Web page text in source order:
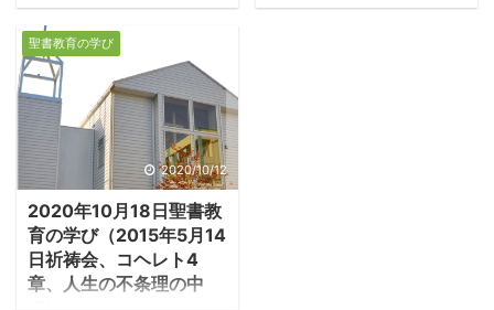
程度の期間が経っている
と見られ、七十年代とか
八十年代が考えられる。
当時の教会は、周囲の異
教世界からの圧迫と誘惑
の中で、集会内にキリス
トの福音から逸脱する異
なった教えが入り込み、
異教的環境に ...
１．主の栄光が神殿に
戻る ・エゼキエル43章
は、再建された神殿に
「主の栄光」が戻る幻が
描かれる。先にエゼキエ
ルは主の栄光が神殿から
出ていく幻を見た。人々
の悪が極限に達し、主が
エルサレムを捨てられた
のだ。 －エゼキエル
10:18-19「主の栄光は神
1.イエスの復活 ・ヨハ
聖書教育の学び
2020/10/12
2020年10月18日聖書教
育の学び（2015年5月14
日祈祷会、コヘレト4
章、人生の不条理の中